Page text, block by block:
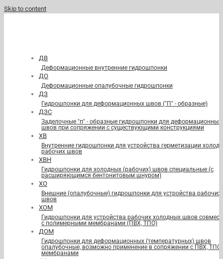
Skip to content
ДВ
Деформационные внутренние гидрошпонки
ДО
Деформационные опалубочные гидрошпонки
ДЗ
Гидрошпонки для деформационных швов ("П" - образные)
ДЗС
Заделочные "п" - образные гидрошпонки для деформационных
швов при сопряжении с существующими конструкциями
ХВ
Внутренние гидрошпонки для устройства герметизации
рабочих швов
ХВН
Гидрошпонки для холодных (рабочих) швов специальные (с
расширяющимся бентонитовым шнуром)
ХО
Внешние (опалубочные) гидрошпонки для устройства рабочих
швов
ХОМ
Гидрошпонки для устройства рабочих холодных швов
с полимерными мембранами (ПВХ, ТПО)
ДОМ
Гидрошпонки для деформационных (температурных) швов
опалубочные, возможно применение в сопряжении с ПВХ, ТПО
мембранами